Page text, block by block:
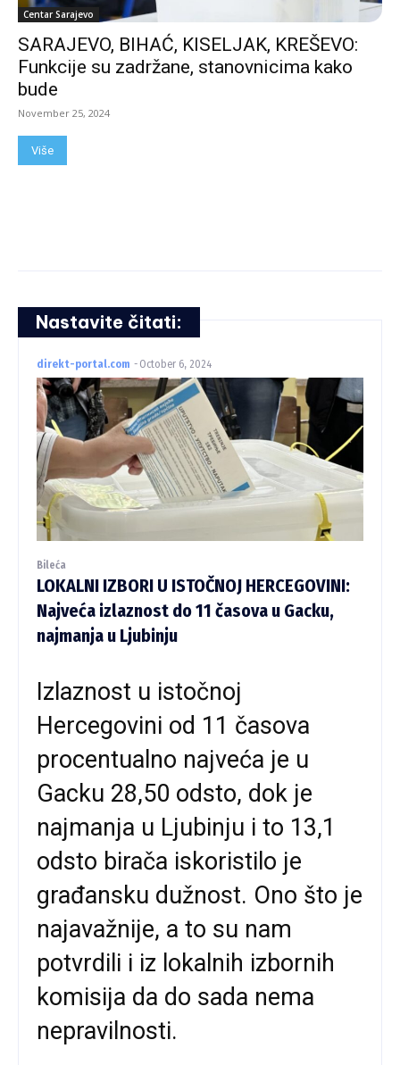
Centar Sarajevo
SARAJEVO, BIHAĆ, KISELJAK, KREŠEVO:
Funkcije su zadržane, stanovnicima kako
bude
November 25, 2024
Više
Nastavite čitati:
direkt-portal.com - October 6, 2024
Bileća
LOKALNI IZBORI U ISTOČNOJ HERCEGOVINI:
Najveća izlaznost do 11 časova u Gacku,
najmanja u Ljubinju
Izlaznost u istočnoj
Hercegovini od 11 časova
procentualno najveća je u
Gacku 28,50 odsto, dok je
najmanja u Ljubinju i to 13,1
odsto birača iskoristilo je
građansku dužnost. Ono što je
najavažnije, a to su nam
potvrdili i iz lokalnih izbornih
komisija da do sada nema
nepravilnosti.